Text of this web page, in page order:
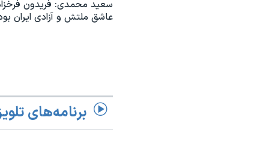
سعید محمدی: فریدون
عاشق ملتش و آزادی ایران
برنامه‌های